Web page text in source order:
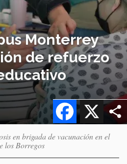
Monterrey
de refuerzo
X
Facebook
en brigada de vacunación en el
los Borregos